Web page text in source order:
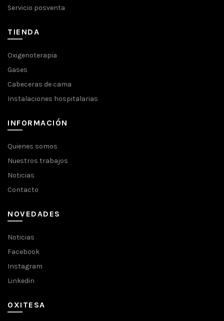
Servicio posventa
TIENDA
Oxigenoterapia
Gases
Cabeceras de cama
Instalaciones hospitalarias
INFORMACIÓN
Quienes somos
Nuestros trabajos
Noticias
Contacto
NOVEDADES
Noticias
Facebook
Instagram
Linkedin
OXITESA